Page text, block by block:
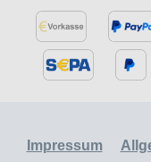
Impressum